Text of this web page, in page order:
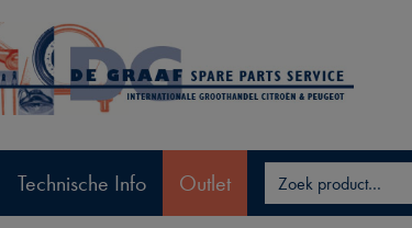
Technische Info Outlet